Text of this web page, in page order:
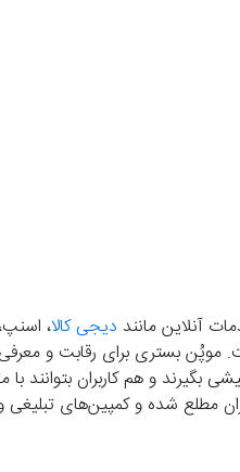
آنلاین مانند دیجی کالا،
موپُن بستری برای رقابت و
و هم کاربران بتوانند با
مطلع شده و کمپین‌های